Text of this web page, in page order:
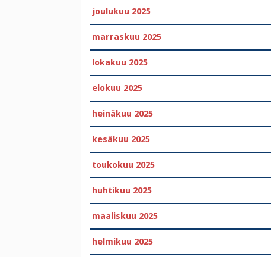
joulukuu 2025
marraskuu 2025
lokakuu 2025
elokuu 2025
heinäkuu 2025
kesäkuu 2025
toukokuu 2025
huhtikuu 2025
maaliskuu 2025
helmikuu 2025